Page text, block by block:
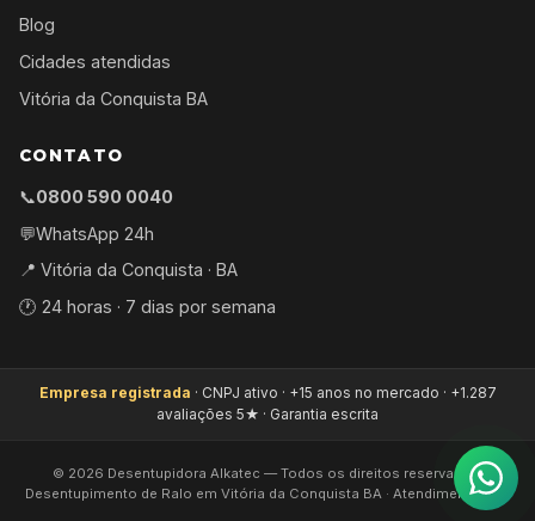
Blog
Cidades atendidas
Vitória da Conquista BA
CONTATO
📞0800 590 0040
💬WhatsApp 24h
📍 Vitória da Conquista · BA
🕐 24 horas · 7 dias por semana
Empresa registrada · CNPJ ativo · +15 anos no mercado · +1.287
avaliações 5★ · Garantia escrita
© 2026 Desentupidora Alkatec — Todos os direitos reservados.
Desentupimento de Ralo em Vitória da Conquista BA · Atendimento 24h